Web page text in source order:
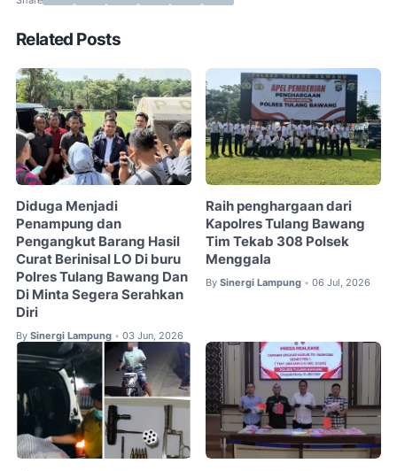
Related Posts
Diduga Menjadi
Penampung dan
Pengangkut Barang Hasil
Curat Berinisal LO Di buru
Polres Tulang Bawang Dan
Di Minta Segera Serahkan
Diri
By Sinergi Lampung • 03 Jun, 2026
Raih penghargaan dari
Kapolres Tulang Bawang
Tim Tekab 308 Polsek
Menggala
By Sinergi Lampung • 06 Jul, 2026